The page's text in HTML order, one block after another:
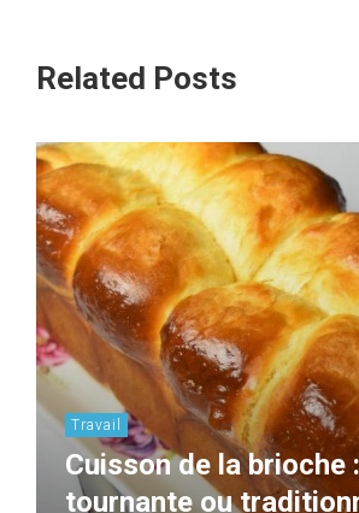
Related Posts
Travail
Cuisson de la brioche
tournante ou